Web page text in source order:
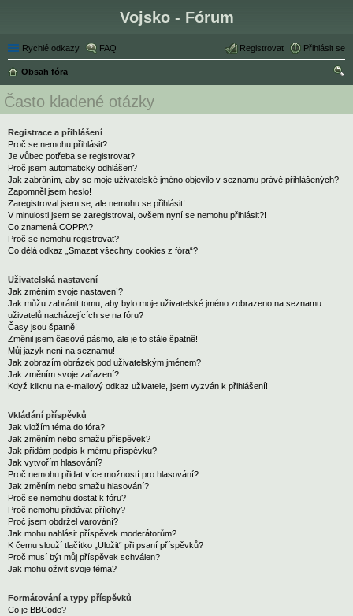
Vojsko - Fórum
Rychlé odkazy FAQ Přihlásit se
Registrovat
Obsah fóra
Často kladené otázky
Registrace a přihlášení
Proč se nemohu přihlásit?
Je vůbec potřeba se registrovat?
Proč jsem automaticky odhlášen?
Jak zabráním, aby se moje uživatelské jméno objevilo v seznamu právě přihlášených?
Zapomněl jsem heslo!
Zaregistroval jsem se, ale nemohu se přihlásit!
V minulosti jsem se zaregistroval, ovšem nyní se nemohu přihlásit?!
Co znamená COPPA?
Proč se nemohu registrovat?
Co dělá odkaz „Smazat všechny cookies z fóra“?
Uživatelská nastavení
Jak změním svoje nastavení?
Jak můžu zabránit tomu, aby bylo moje uživatelské jméno zobrazeno na seznamu
uživatelů nacházejících se na fóru?
Časy jsou špatně!
Změnil jsem časové pásmo, ale je to stále špatně!
Můj jazyk není na seznamu!
Jak zobrazím obrázek pod uživatelským jménem?
Jak změním svoje zařazení?
Když kliknu na e-mailový odkaz uživatele, jsem vyzván k přihlášení!
Vkládání příspěvků
Jak vložím téma do fóra?
Jak změním nebo smažu příspěvek?
Jak přidám podpis k mému příspěvku?
Jak vytvořím hlasování?
Proč nemohu přidat více možností pro hlasování?
Jak změním nebo smažu hlasování?
Proč se nemohu dostat k fóru?
Proč nemohu přidávat přílohy?
Proč jsem obdržel varování?
Jak mohu nahlásit příspěvek moderátorům?
K čemu slouží tlačítko „Uložit“ při psaní příspěvků?
Proč musí být můj příspěvek schválen?
Jak mohu oživit svoje téma?
Formátování a typy příspěvků
Co je BBCode?